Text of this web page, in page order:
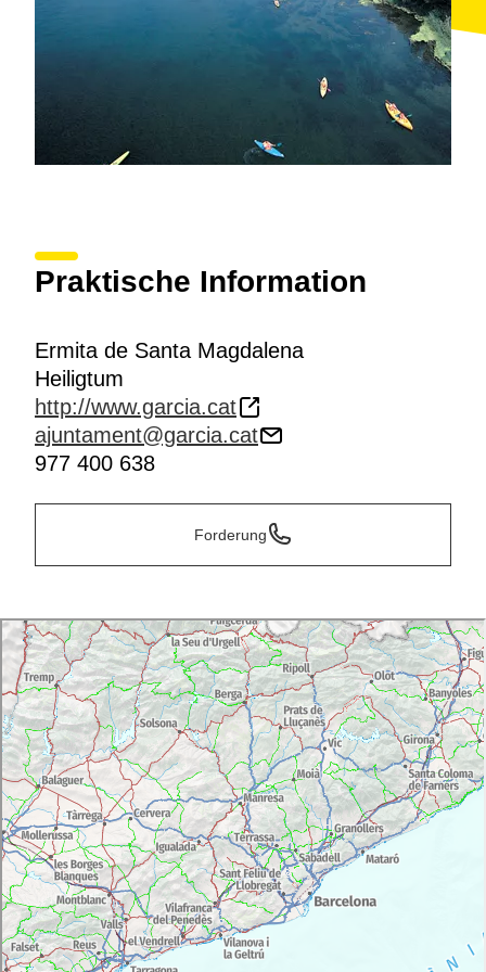
Praktische Information
Ermita de Santa Magdalena
Heiligtum
http://www.garcia.cat
ajuntament@garcia.cat
977 400 638
Forderung